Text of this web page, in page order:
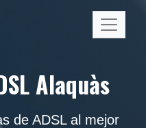
Alaquàs
de ADSL al mejor